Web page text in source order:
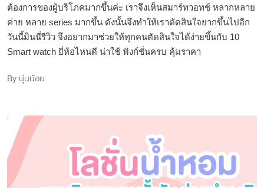
ต้องการของผู้บริโภคมากขึ้นค่ะ เราจึงเห็นสมาร์ทวอทช์ หลากหลาย
ค่าย หลาย series มากขึ้น ดังนั้นจึงทำให้เราตัดสินใจยากขึ้นไปอีก
วันนี้มินนี่รีวิว จึงอยากมาช่วยให้ทุกคนตัดสินใจได้ง่ายขึ้นกับ 10
Smart watch ยี่ห้อไหนดี น่าใช้ ฟังก์ชั่นครบ คุ้มราคา
Posted
By นุ่นน้อย